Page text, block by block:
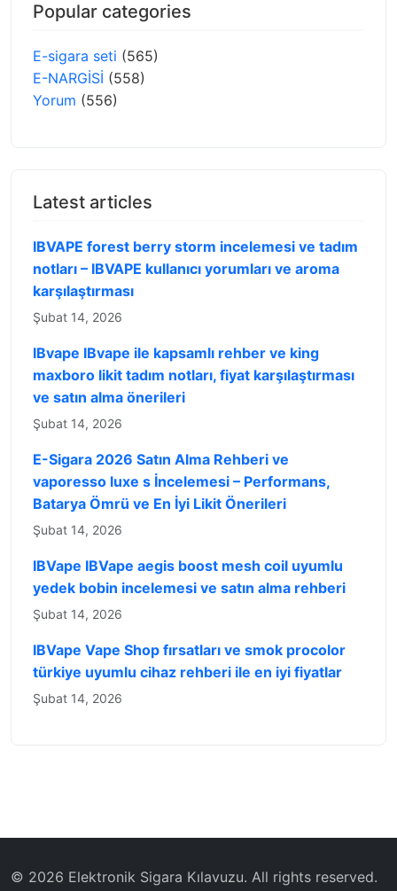
Popular categories
E-sigara seti (565)
E-NARGİSİ (558)
Yorum (556)
Latest articles
IBVAPE forest berry storm incelemesi ve tadım
notları – IBVAPE kullanıcı yorumları ve aroma
karşılaştırması
Şubat 14, 2026
IBvape IBvape ile kapsamlı rehber ve king
maxboro likit tadım notları, fiyat karşılaştırması
ve satın alma önerileri
Şubat 14, 2026
E-Sigara 2026 Satın Alma Rehberi ve
vaporesso luxe s İncelemesi – Performans,
Batarya Ömrü ve En İyi Likit Önerileri
Şubat 14, 2026
IBVape IBVape aegis boost mesh coil uyumlu
yedek bobin incelemesi ve satın alma rehberi
Şubat 14, 2026
IBVape Vape Shop fırsatları ve smok procolor
türkiye uyumlu cihaz rehberi ile en iyi fiyatlar
Şubat 14, 2026
© 2026 ‌Elektronik Sigara Kılavuzu‌. All rights reserved.